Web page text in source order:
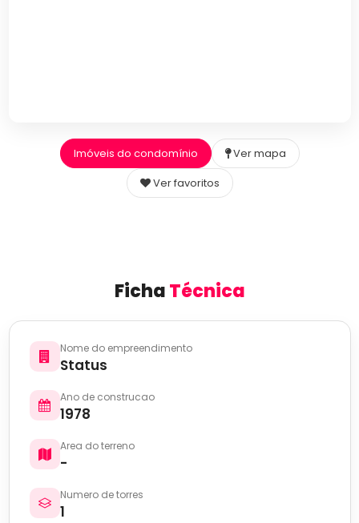
Imóveis do condomínio
Ver mapa
Ver favoritos
FichaTécnica
Nome do empreendimento
Status
Ano de construcao
1978
Area do terreno
-
Numero de torres
1